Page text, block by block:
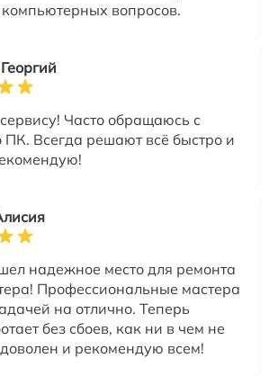
компьютерных вопросов.
Часто обращаюсь с
Всегда решают всё быстро и
надежное место для ремонта
Профессиональные мастера
на отлично. Теперь
без сбоев, как ни в чем не
и рекомендую всем!